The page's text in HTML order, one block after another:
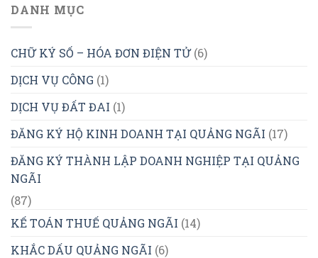
DANH MỤC
CHỮ KÝ SỐ – HÓA ĐƠN ĐIỆN TỬ(6)
DỊCH VỤ CÔNG (1)
DỊCH VỤ ĐẤT ĐAI (1)
ĐĂNG KÝ HỘ KINH DOANH TẠI QUẢNG NGÃI (17)
ĐĂNG KÝ THÀNH LẬP DOANH NGHIỆP TẠI QUẢNG
NGÃI
(87)
KẾ TOÁN THUẾ QUẢNG NGÃI (14)
KHẮC DẤU QUẢNG NGÃI (6)